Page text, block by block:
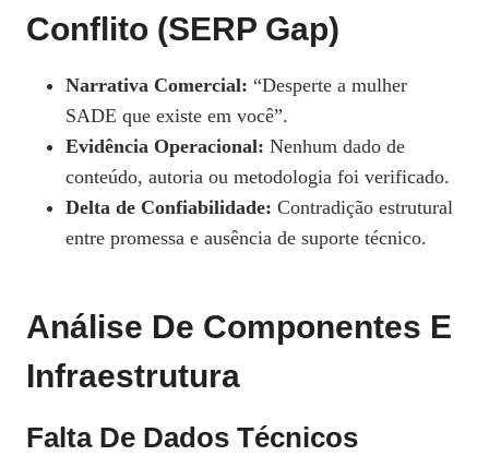
Conflito (SERP Gap)
Narrativa Comercial: “Desperte a mulher
SADE que existe em você”.
Evidência Operacional: Nenhum dado de
conteúdo, autoria ou metodologia foi verificado.
Delta de Confiabilidade: Contradição estrutural
entre promessa e ausência de suporte técnico.
Análise De Componentes E
Infraestrutura
Falta De Dados Técnicos